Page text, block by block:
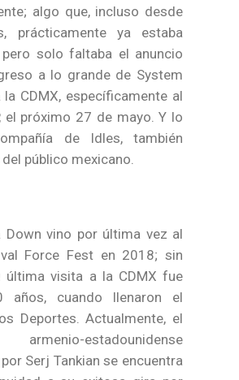
algo que, incluso desde
prácticamente ya estaba
solo faltaba el anuncio
a lo grande de System
CDMX, específicamente al
el próximo 27 de mayo. Y lo
de Idles, también
público mexicano.
vino por última vez al
Force Fest en 2018; sin
última visita a la CDMX fue
años, cuando llenaron el
Deportes. Actualmente, el
estadounidense
Serj Tankian se encuentra